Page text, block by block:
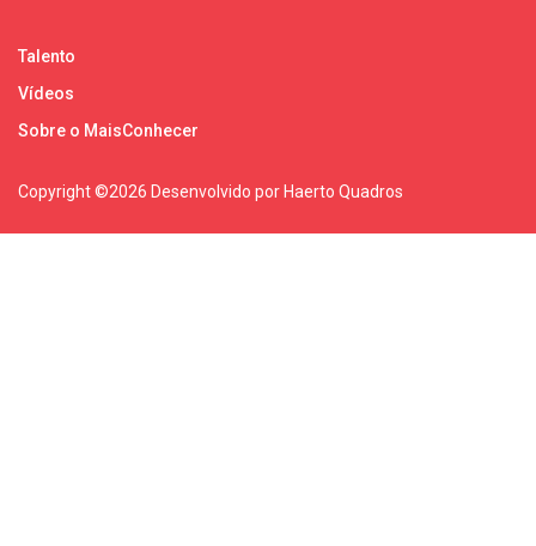
Talento
Vídeos
Sobre o MaisConhecer
Copyright ©2026 Desenvolvido por Haerto Quadros